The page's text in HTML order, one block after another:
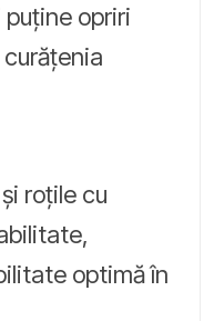
opriri
roțile cu
optimă în